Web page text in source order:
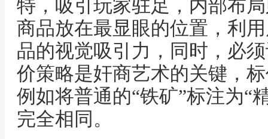
特，吸引玩家驻足，内部布
商品放在最显眼的位置，利
品的视觉吸引力，同时，必
价策略是奸商艺术的关键，
例如将普通的“铁矿”标注为“
完全相同。